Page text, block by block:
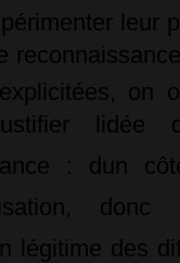
leur
on
: dun
légitime des